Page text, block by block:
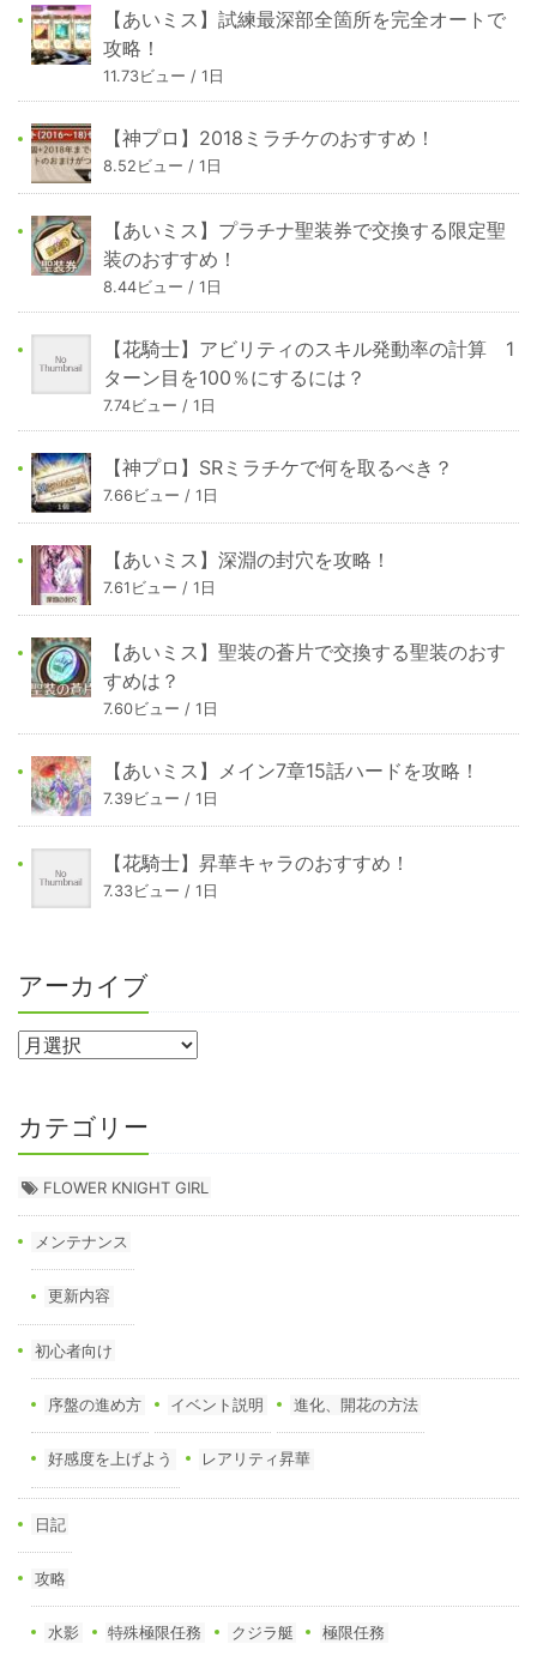
【あいミス】試練最深部全箇所を完全オートで
攻略！
11.73ビュー / 1日
【神プロ】2018ミラチケのおすすめ！
8.52ビュー / 1日
【あいミス】プラチナ聖装券で交換する限定聖
装のおすすめ！
8.44ビュー / 1日
【花騎士】アビリティのスキル発動率の計算 1
ターン目を100％にするには？
7.74ビュー / 1日
【神プロ】SRミラチケで何を取るべき？
7.66ビュー / 1日
【あいミス】深淵の封穴を攻略！
7.61ビュー / 1日
【あいミス】聖装の蒼片で交換する聖装のおす
すめは？
7.60ビュー / 1日
【あいミス】メイン7章15話ハードを攻略！
7.39ビュー / 1日
【花騎士】昇華キャラのおすすめ！
7.33ビュー / 1日
アーカイブ
カテゴリー
FLOWER KNIGHT GIRL
メンテナンス
更新内容
初心者向け
序盤の進め方 イベント説明 進化、開花の方法
好感度を上げよう レアリティ昇華
日記
攻略
水影 特殊極限任務 クジラ艇 極限任務